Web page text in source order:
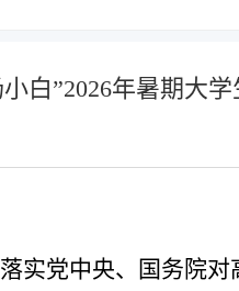
白”2026年暑期大
实党中央、国务院